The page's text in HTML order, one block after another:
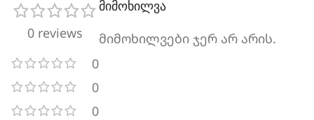
0 reviews
0
0
0
მიმოხილვა
მიმოხილვები ჯერ არ არის.